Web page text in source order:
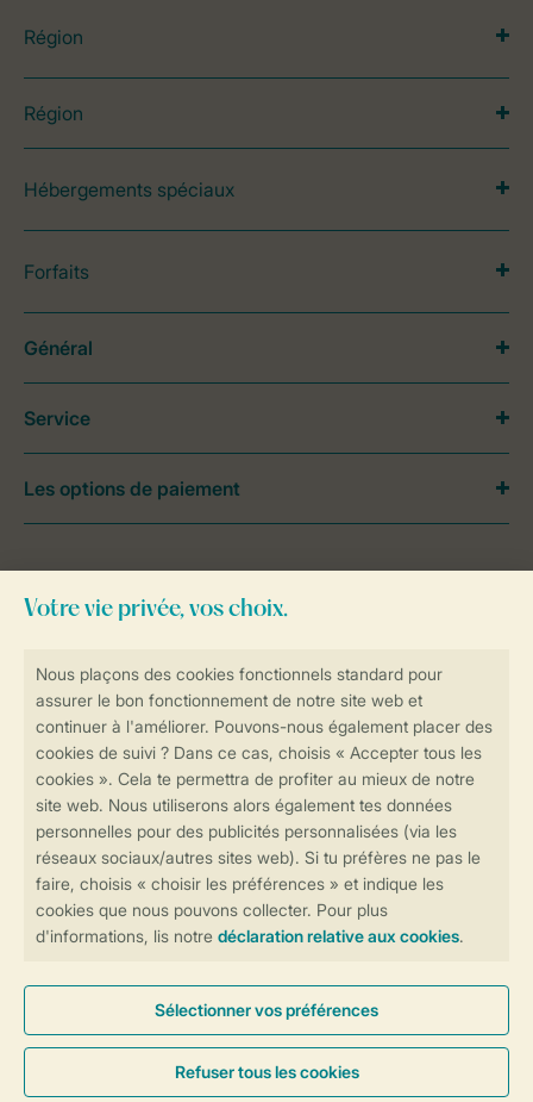
Plus d’infos et préférences
Réservations en ligne rapides et sécurisées
Transmission sécurisée des données
Paiement sécurisé
Région
Région
Hébergements spéciaux
Forfaits
contactez notreContact Center.
Général
Service
Les options de paiement